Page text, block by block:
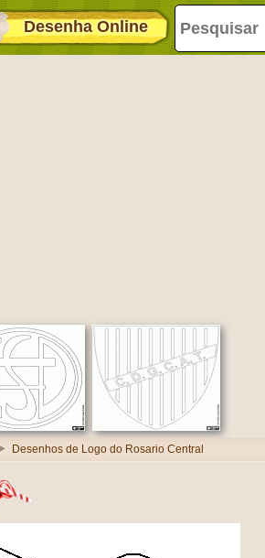
Desenha Online
Desenhos de Logo do Rosario Central